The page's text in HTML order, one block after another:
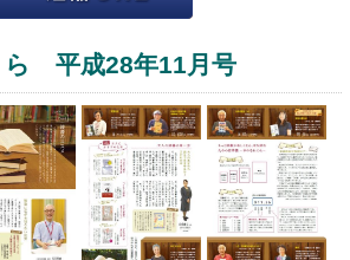
ら 平成28年11月号